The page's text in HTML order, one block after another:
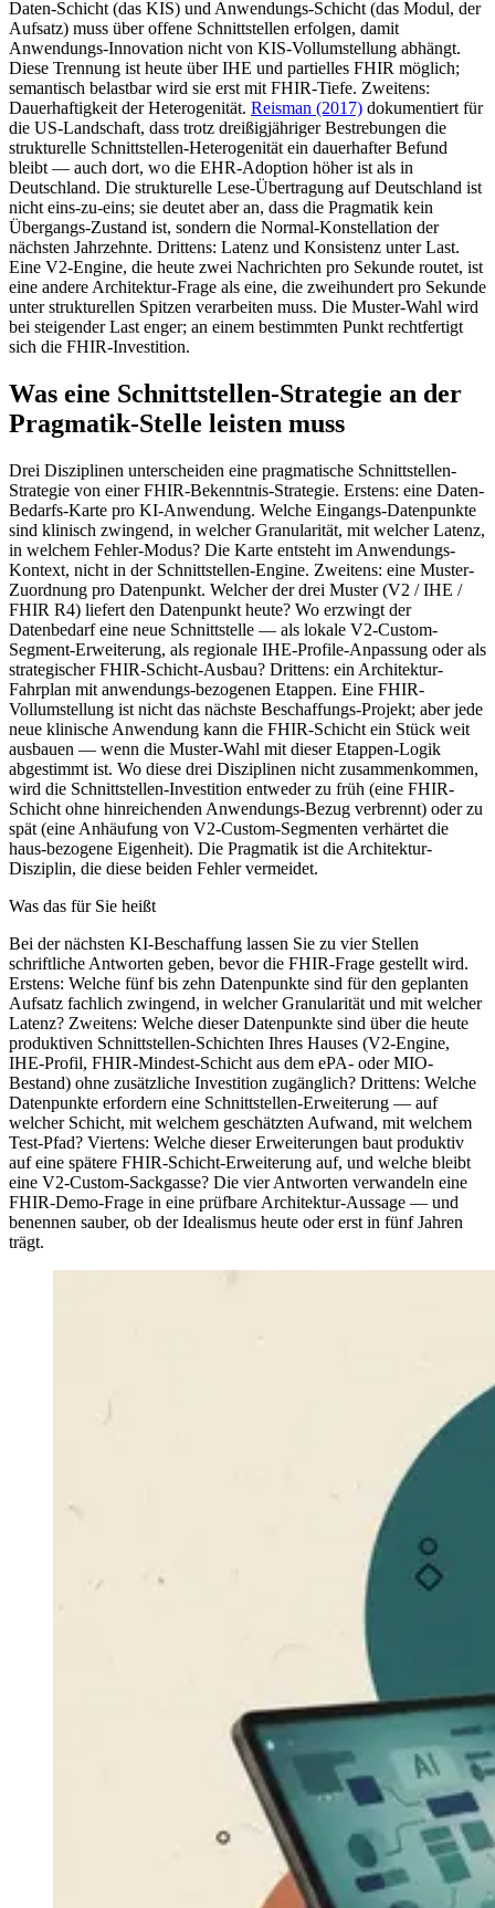
Daten-Schicht (das KIS) und Anwendungs-Schicht (das Modul, der
Aufsatz) muss über offene Schnittstellen erfolgen, damit
Anwendungs-Innovation nicht von KIS-Vollumstellung abhängt.
Diese Trennung ist heute über IHE und partielles FHIR möglich;
semantisch belastbar wird sie erst mit FHIR-Tiefe. Zweitens:
Dauerhaftigkeit der Heterogenität. Reisman (2017) dokumentiert für
die US-Landschaft, dass trotz dreißigjähriger Bestrebungen die
strukturelle Schnittstellen-Heterogenität ein dauerhafter Befund
bleibt — auch dort, wo die EHR-Adoption höher ist als in
Deutschland. Die strukturelle Lese-Übertragung auf Deutschland ist
nicht eins-zu-eins; sie deutet aber an, dass die Pragmatik kein
Übergangs-Zustand ist, sondern die Normal-Konstellation der
nächsten Jahrzehnte. Drittens: Latenz und Konsistenz unter Last.
Eine V2-Engine, die heute zwei Nachrichten pro Sekunde routet, ist
eine andere Architektur-Frage als eine, die zweihundert pro Sekunde
unter strukturellen Spitzen verarbeiten muss. Die Muster-Wahl wird
bei steigender Last enger; an einem bestimmten Punkt rechtfertigt
sich die FHIR-Investition.
Was eine Schnittstellen-Strategie an der
Pragmatik-Stelle leisten muss
Drei Disziplinen unterscheiden eine pragmatische Schnittstellen-
Strategie von einer FHIR-Bekenntnis-Strategie. Erstens: eine Daten-
Bedarfs-Karte pro KI-Anwendung. Welche Eingangs-Datenpunkte
sind klinisch zwingend, in welcher Granularität, mit welcher Latenz,
in welchem Fehler-Modus? Die Karte entsteht im Anwendungs-
Kontext, nicht in der Schnittstellen-Engine. Zweitens: eine Muster-
Zuordnung pro Datenpunkt. Welcher der drei Muster (V2 / IHE /
FHIR R4) liefert den Datenpunkt heute? Wo erzwingt der
Datenbedarf eine neue Schnittstelle — als lokale V2-Custom-
Segment-Erweiterung, als regionale IHE-Profile-Anpassung oder als
strategischer FHIR-Schicht-Ausbau? Drittens: ein Architektur-
Fahrplan mit anwendungs-bezogenen Etappen. Eine FHIR-
Vollumstellung ist nicht das nächste Beschaffungs-Projekt; aber jede
neue klinische Anwendung kann die FHIR-Schicht ein Stück weit
ausbauen — wenn die Muster-Wahl mit dieser Etappen-Logik
abgestimmt ist. Wo diese drei Disziplinen nicht zusammenkommen,
wird die Schnittstellen-Investition entweder zu früh (eine FHIR-
Schicht ohne hinreichenden Anwendungs-Bezug verbrennt) oder zu
spät (eine Anhäufung von V2-Custom-Segmenten verhärtet die
haus-bezogene Eigenheit). Die Pragmatik ist die Architektur-
Disziplin, die diese beiden Fehler vermeidet.
Was das für Sie heißt
Bei der nächsten KI-Beschaffung lassen Sie zu vier Stellen
schriftliche Antworten geben, bevor die FHIR-Frage gestellt wird.
Erstens: Welche fünf bis zehn Datenpunkte sind für den geplanten
Aufsatz fachlich zwingend, in welcher Granularität und mit welcher
Latenz? Zweitens: Welche dieser Datenpunkte sind über die heute
produktiven Schnittstellen-Schichten Ihres Hauses (V2-Engine,
IHE-Profil, FHIR-Mindest-Schicht aus dem ePA- oder MIO-
Bestand) ohne zusätzliche Investition zugänglich? Drittens: Welche
Datenpunkte erfordern eine Schnittstellen-Erweiterung — auf
welcher Schicht, mit welchem geschätzten Aufwand, mit welchem
Test-Pfad? Viertens: Welche dieser Erweiterungen baut produktiv
auf eine spätere FHIR-Schicht-Erweiterung auf, und welche bleibt
eine V2-Custom-Sackgasse? Die vier Antworten verwandeln eine
FHIR-Demo-Frage in eine prüfbare Architektur-Aussage — und
benennen sauber, ob der Idealismus heute oder erst in fünf Jahren
trägt.